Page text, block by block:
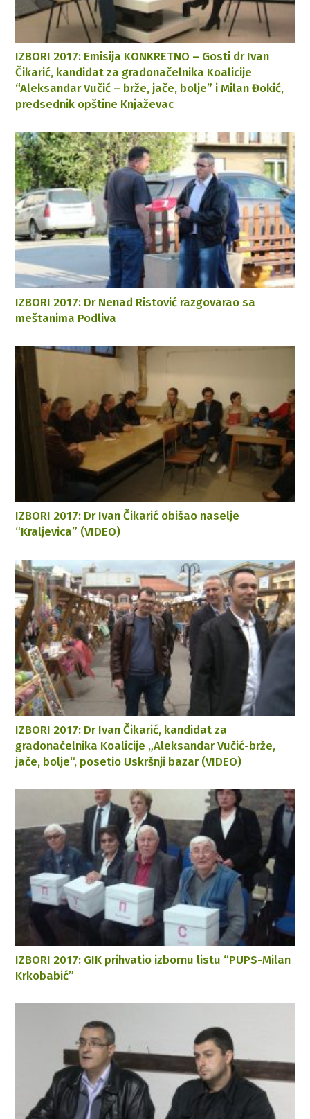
IZBORI 2017: Emisija KONKRETNO – Gosti dr Ivan
Čikarić, kandidat za gradonačelnika Koalicije
“Aleksandar Vučić – brže, jače, bolje” i Milan Đokić,
predsednik opštine Knjaževac
IZBORI 2017: Dr Nenad Ristović razgovarao sa
meštanima Podliva
IZBORI 2017: Dr Ivan Čikarić obišao naselje
“Kraljevica” (VIDEO)
IZBORI 2017: Dr Ivan Čikarić, kandidat za
gradonačelnika Koalicije „Aleksandar Vučić-brže,
jače, bolje“, posetio Uskršnji bazar (VIDEO)
IZBORI 2017: GIK prihvatio izbornu listu “PUPS-Milan
Krkobabić”